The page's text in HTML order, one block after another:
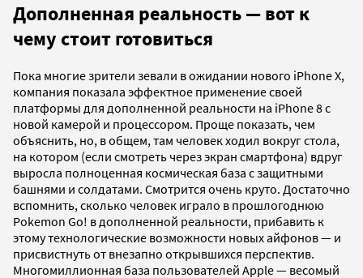
Дополненная реальность — вот к
чему стоит готовиться
Пока многие зрители зевали в ожидании нового iPhone X,
компания показала эффектное применение своей
платформы для дополненной реальности на iPhone 8 с
новой камерой и процессором. Проще показать, чем
объяснить, но, в общем, там человек ходил вокруг стола,
на котором (если смотреть через экран смартфона) вдруг
выросла полноценная космическая база с защитными
башнями и солдатами. Смотрится очень круто. Достаточно
вспомнить, сколько человек играло в прошлогоднюю
Pokemon Go! в дополненной реальности, прибавить к
этому технологические возможности новых айфонов — и
присвистнуть от внезапно открывшихся перспектив.
Многомиллионная база пользователей Apple — весомый